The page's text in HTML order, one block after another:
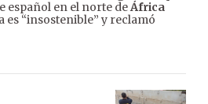
español en el norte deÁfrica
“insostenible” y reclamó